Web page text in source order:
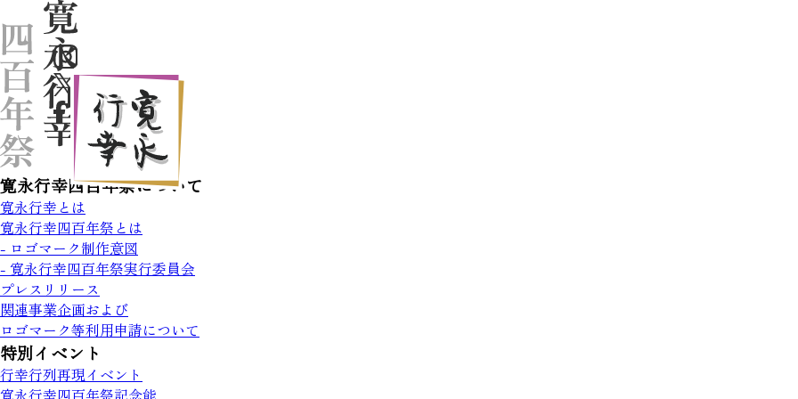
寛永行幸四百年祭について
寛永行幸とは
寛永行幸四百年祭とは
- ロゴマーク制作意図
- 寛永行幸四百年祭実行委員会
プレスリリース
関連事業企画および
ロゴマーク等利用申請について
特別イベント
行幸行列再現イベント